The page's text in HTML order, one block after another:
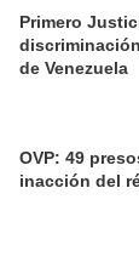
Primero
de Venezuela
OVP: 49
inacción del